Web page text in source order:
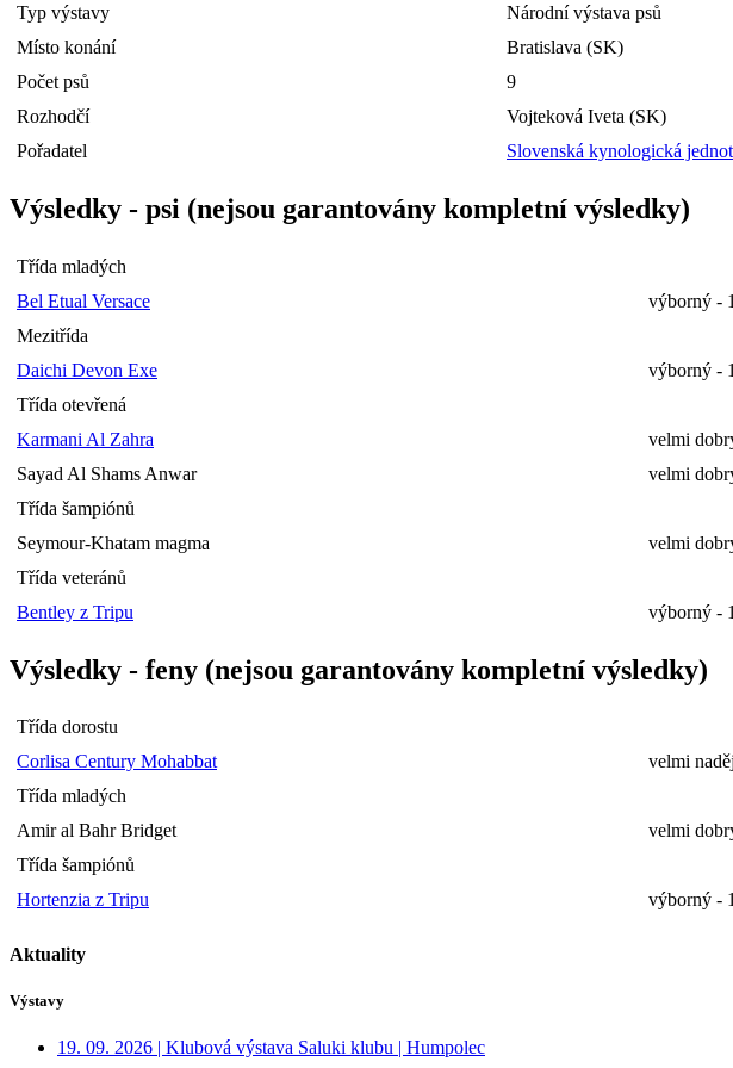
Typ výstavy
Národní výstava psů
Místo konání
Bratislava (SK)
Počet psů
9
Rozhodčí
Vojteková Iveta (SK)
Pořadatel
Slovenská kynologická
Výsledky - psi (nejsou garantovány kompletní výsledky)
Třída mladých
Bel Etual Versace
výborný - 1
Mezitřída
Daichi Devon Exe
výborný - 1
Třída otevřená
Karmani Al Zahra
velmi
Sayad Al Shams Anwar
velmi
Třída šampiónů
Seymour-Khatam magma
velmi
Třída veteránů
Bentley z Tripu
výborný - 1
Výsledky - feny (nejsou garantovány kompletní výsledky)
Třída dorostu
Corlisa Century Mohabbat
velmi
Třída mladých
Amir al Bahr Bridget
velmi
Třída šampiónů
Hortenzia z Tripu
výborný -
Aktuality
Výstavy
19. 09. 2026 | Klubová výstava Saluki klubu | Humpolec